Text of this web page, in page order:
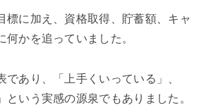
標に加え、資格取得、貯蓄額、キャ
何かを追っていました。
であり、「上手くいっている」、
という実感の源泉でもありました。